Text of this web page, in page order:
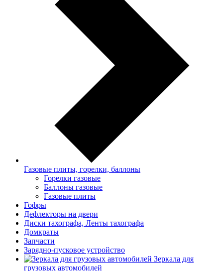
Газовые плиты, горелки, баллоны
Горелки газовые
Баллоны газовые
Газовые плиты
Гофры
Дефлекторы на двери
Диски тахографа, Ленты тахографа
Домкраты
Запчасти
Зарядно-пусковое устройство
Зеркала для
грузовых автомобилей